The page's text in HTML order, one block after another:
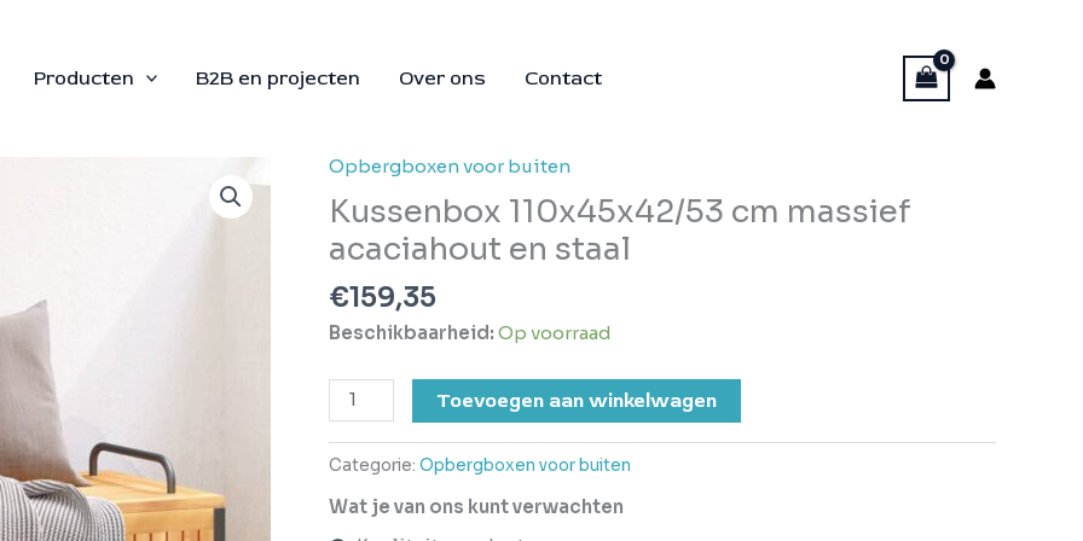
Producten B2B en projecten Over ons Contact
Opbergboxen voor buiten
Kussenbox 110x45x42/53 cm massief
acaciahout en staal
€159,35
Beschikbaarheid: Op voorraad
Kussenbox
110x45x42/53
cm
massief
acaciahout
en
staal
Toevoegen aan winkelwagen
Categorie: Opbergboxen voor buiten
Wat je van ons kunt verwachten